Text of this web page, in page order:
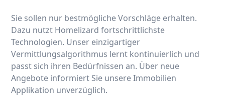
Sie sollen nur bestmögliche Vorschläge erhalten.
Dazu nutzt Homelizard fortschrittlichste
Technologien. Unser einzigartiger
Vermittlungsalgorithmus lernt kontinuierlich und
passt sich ihren Bedürfnissen an. Über neue
Angebote informiert Sie unsere Immobilien
Applikation unverzüglich.